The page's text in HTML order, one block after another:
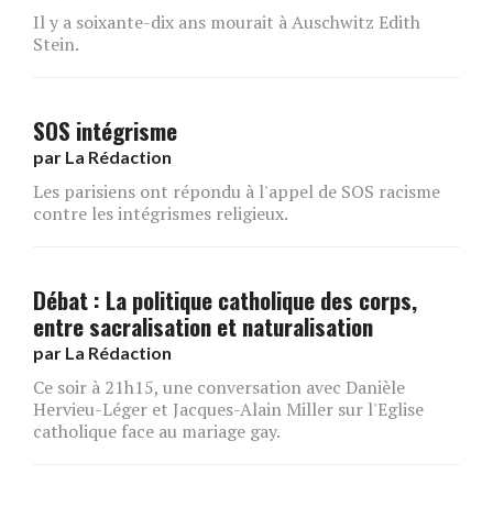
Il y a soixante-dix ans mourait à Auschwitz Edith
Stein.
SOS intégrisme
par La Rédaction
Les parisiens ont répondu à l'appel de SOS racisme
contre les intégrismes religieux.
Débat : La politique catholique des corps,
entre sacralisation et naturalisation
par La Rédaction
Ce soir à 21h15, une conversation avec Danièle
Hervieu-Léger et Jacques-Alain Miller sur l'Eglise
catholique face au mariage gay.